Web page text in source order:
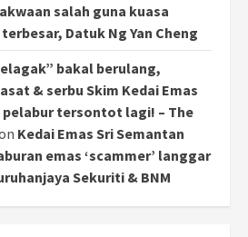
salah guna kuasa
Datuk Ng Yan Cheng
bakal berulang,
& serbu Skim Kedai Emas
pelabur tersontot lagi! – The
Kedai Emas Sri Semantan
emas ‘scammer’ langgar
Sekuriti & BNM